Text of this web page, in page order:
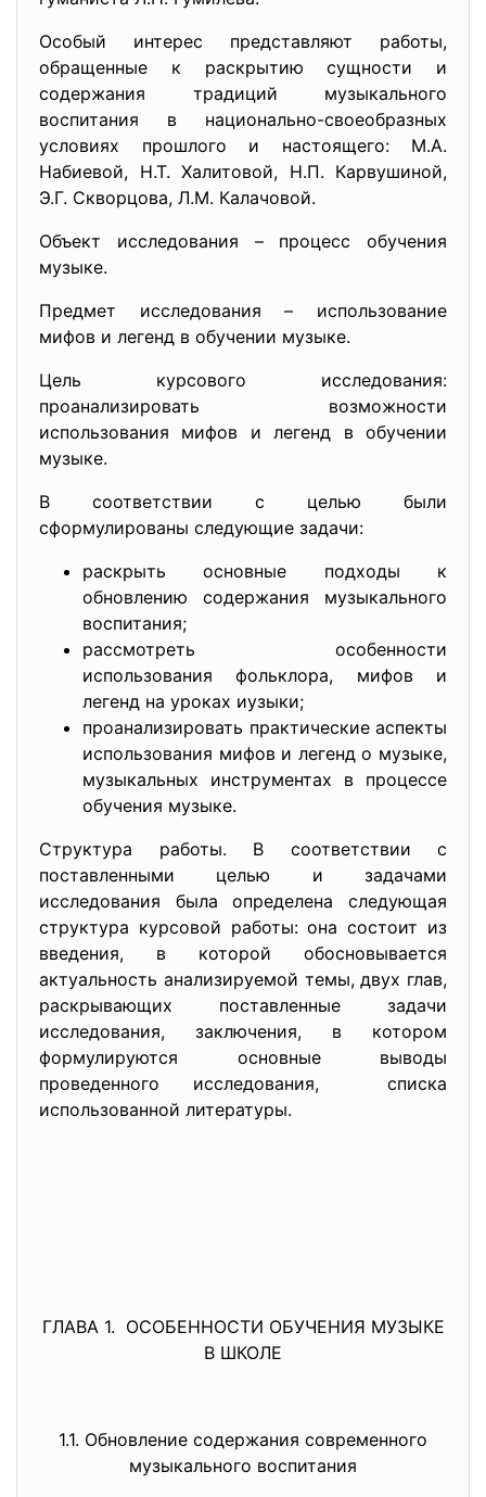
Особый интерес представляют работы,
обращенные к раскрытию сущности и
содержания традиций музыкального
воспитания в национально-своеобразных
условиях прошлого и настоящего: М.А.
Набиевой, Н.Т. Халитовой, Н.П. Карвушиной,
Э.Г. Скворцова, Л.М. Калачовой.
Объект исследования – процесс обучения
музыке.
Предмет исследования – использование
мифов и легенд в обучении музыке.
Цель курсового исследования:
проанализировать возможности
использования мифов и легенд в обучении
музыке.
В соответствии с целью были
сформулированы следующие задачи:
раскрыть основные подходы к
обновлению содержания музыкального
воспитания;
рассмотреть особенности
использования фольклора, мифов и
легенд на уроках иузыки;
проанализировать практические аспекты
использования мифов и легенд о музыке,
музыкальных инструментах в процессе
обучения музыке.
Структура работы. В соответствии с
поставленными целью и задачами
исследования была определена следующая
структура курсовой работы: она состоит из
введения, в которой обосновывается
актуальность анализируемой темы, двух глав,
раскрывающих поставленные задачи
исследования, заключения, в котором
формулируются основные выводы
проведенного исследования, списка
использованной литературы.
ГЛАВА 1. ОСОБЕННОСТИ ОБУЧЕНИЯ МУЗЫКЕ
В ШКОЛЕ
1.1. Обновление содержания современного
музыкального воспитания